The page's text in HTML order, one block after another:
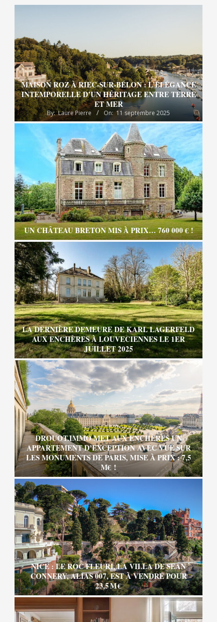
MAISON ROZ À RIEC-SUR-BÉLON : L’ÉLÉGANCE
INTEMPORELLE D’UN HÉRITAGE ENTRE TERRE
ET MER
By: Laure Pierre On: 11 septembre 2025
UN CHÂTEAU BRETON MIS À PRIX… 760 000 € !
LA DERNIÈRE DEMEURE DE KARL LAGERFELD
AUX ENCHÈRES À LOUVECIENNES LE 1ER
JUILLET 2025
DROUOT.IMMO MET AUX ENCHÈRES UN
APPARTEMENT D’EXCEPTION AVEC VUE SUR
LES MONUMENTS DE PARIS, MISE À PRIX : 7,5
M€ !
NICE : LE ROC FLEURI, LA VILLA DE SEAN
CONNERY, ALIAS 007, EST À VENDRE POUR
23,5 M €